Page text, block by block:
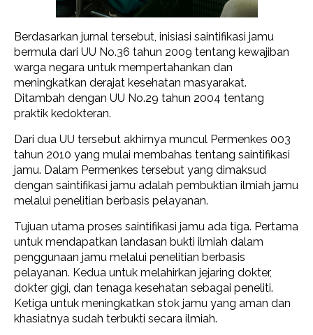
Berdasarkan jurnal tersebut, inisiasi saintifikasi jamu
bermula dari UU No.36 tahun 2009 tentang kewajiban
warga negara untuk mempertahankan dan
meningkatkan derajat kesehatan masyarakat.
Ditambah dengan UU No.29 tahun 2004 tentang
praktik kedokteran.
Dari dua UU tersebut akhirnya muncul Permenkes 003
tahun 2010 yang mulai membahas tentang saintifikasi
jamu. Dalam Permenkes tersebut yang dimaksud
dengan saintifikasi jamu adalah pembuktian ilmiah jamu
melalui penelitian berbasis pelayanan.
Tujuan utama proses saintifikasi jamu ada tiga. Pertama
untuk mendapatkan landasan bukti ilmiah dalam
penggunaan jamu melalui penelitian berbasis
pelayanan. Kedua untuk melahirkan jejaring dokter,
dokter gigi, dan tenaga kesehatan sebagai peneliti.
Ketiga untuk meningkatkan stok jamu yang aman dan
khasiatnya sudah terbukti secara ilmiah.